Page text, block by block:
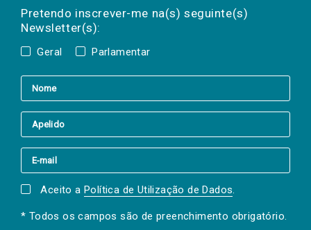
Pretendo inscrever-me na(s) seguinte(s)
Newsletter(s):
Geral Parlamentar
a(s) newsletter(s).
mail
Aceito a Política de Utilização de Dados.
* Todos os campos são de preenchimento obrigatório.